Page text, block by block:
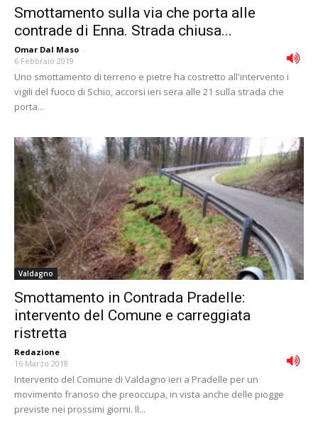
Smottamento sulla via che porta alle
contrade di Enna. Strada chiusa...
Omar Dal Maso -
6 Febbraio 2019
Uno smottamento di terreno e pietre ha costretto all'intervento i
vigili del fuoco di Schio, accorsi ieri sera alle 21 sulla strada che
porta...
Valdagno
Smottamento in Contrada Pradelle:
intervento del Comune e carreggiata
ristretta
Redazione -
16 Marzo 2018
Intervento del Comune di Valdagno ieri a Pradelle per un
movimento franoso che preoccupa, in vista anche delle piogge
previste nei prossimi giorni. Il...